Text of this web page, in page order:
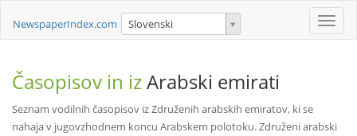
Toggle
NewspaperIndex.com Slovenski
Časopisov in izArabski emirati
Seznam vodilnih časopisov iz Združenih arabskih emiratov, ki se
nahaja v jugovzhodnem koncu Arabskem polotoku. Združeni arabski